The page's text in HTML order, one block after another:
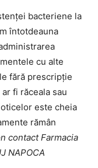
bacteriene la
întotdeauna
cu alte
fără prescripție
fi răceala sau
este cheia
rămân
contact Farmacia
NAPOCA